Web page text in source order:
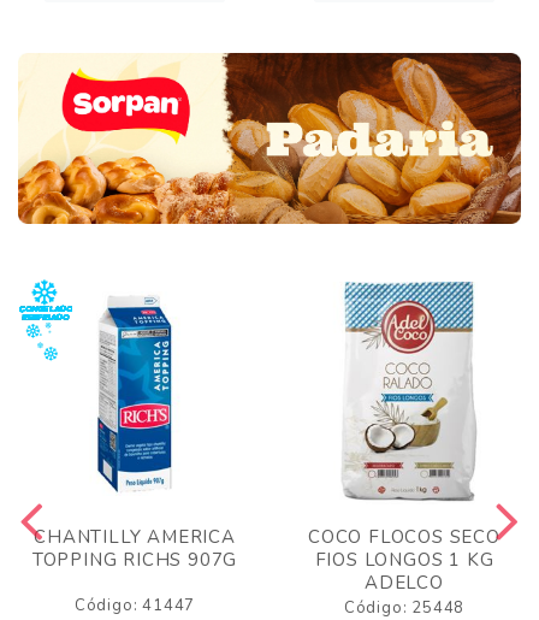
CHANTILLY AMERICA
TOPPING RICHS 907G
Código: 41447
COCO FLOCOS SECO
FIOS LONGOS 1 KG
ADELCO
Código: 25448